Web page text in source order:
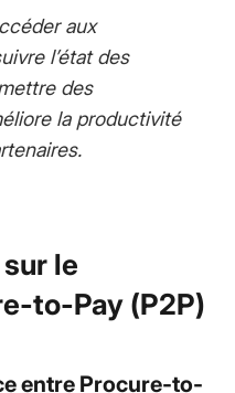
aux
l’état des
des
la productivité
le
to-Pay (P2P)
entre Procure-to-